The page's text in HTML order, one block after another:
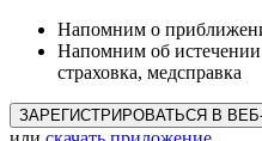
Напомним о
Напомним об истечении
страховка, медсправка
ЗАРЕГИСТРИРОВАТЬСЯ В